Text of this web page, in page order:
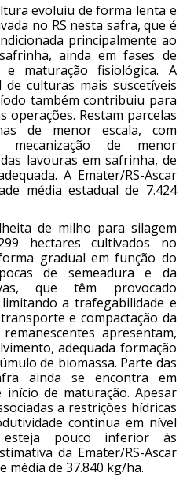
evoluiu de forma lenta e
no RS nesta safra, que é
principalmente ao
ainda em fases de
maturação fisiológica. A
culturas mais suscetíveis
também contribuiu para
operações. Restam parcelas
de menor escala, com
de menor
lavouras em safrinha, de
A Emater/RS-Ascar
média estadual de 7.424
de milho para silagem
hectares cultivados no
gradual em função do
de semeadura e da
que têm provocado
a trafegabilidade e
e compactação da
apresentam,
adequada formação
de biomassa. Parte das
ainda se encontra em
de maturação. Apesar
a restrições hídricas
continua em nível
esteja pouco inferior às
da Emater/RS-Ascar
média de 37.840 kg/ha.